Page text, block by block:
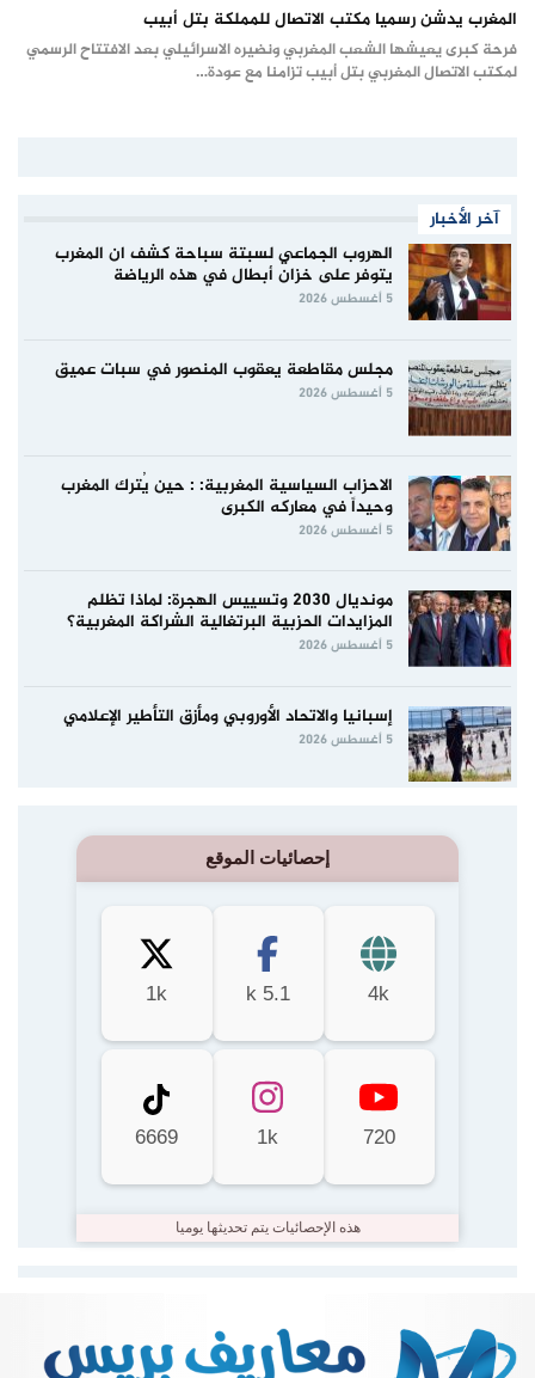
المغرب يدشن رسميا مكتب الاتصال للمملكة بتل أبيب
فرحة كبرى يعيشها الشعب المغربي ونضيره الاسرائيلي بعد الافتتاح الرسمي
لمكتب الاتصال المغربي بتل أبيب تزامنا مع عودة…
آخر الأخبار
الهروب الجماعي لسبتة سباحة كشف ان المغرب
يتوفر على خزان أبطال في هذه الرياضة
5 أغسطس 2026
مجلس مقاطعة يعقوب المنصور في سبات عميق
5 أغسطس 2026
الاحزاب السياسية المغربية: : حين يُترك المغرب
وحيداً في معاركه الكبرى
5 أغسطس 2026
مونديال 2030 وتسييس الهجرة: لماذا تظلم
المزايدات الحزبية البرتغالية الشراكة المغربية؟
5 أغسطس 2026
إسبانيا والاتحاد الأوروبي ومأزق التأطير الإعلامي
5 أغسطس 2026
إحصائيات الموقع
4k
5.1 k
1k
720
1k
6669
هذه الإحصائيات يتم تحديثها يوميا